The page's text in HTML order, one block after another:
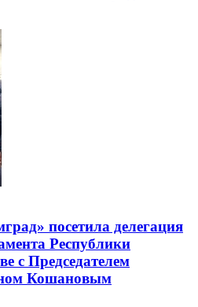
посетила делегация
Республики
с Председателем
Кошановым